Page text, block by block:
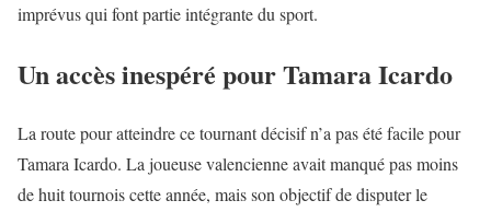
imprévus qui font partie intégrante du sport.
Un accès inespéré pour Tamara Icardo
La route pour atteindre ce tournant décisif n’a pas été facile pour
Tamara Icardo. La joueuse valencienne avait manqué pas moins
de huit tournois cette année, mais son objectif de disputer le